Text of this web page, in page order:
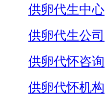
供卵代生中心
供卵代生公司
供卵代怀咨询
供卵代怀机构